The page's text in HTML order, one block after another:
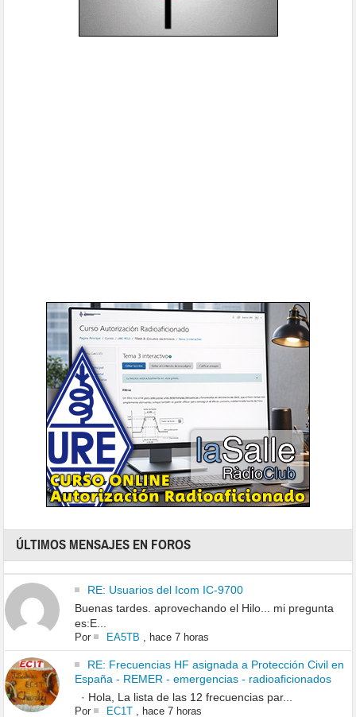
ÚLTIMOS MENSAJES EN FOROS
RE: Usuarios del Icom IC-9700
Buenas tardes. aprovechando el Hilo... mi pregunta
es:E...
Por EA5TB hace 7 horas
RE: Frecuencias HF asignada a Protección Civil en
España - REMER - emergencias - radioaficionados
· Hola, La lista de las 12 frecuencias par...
Por EC1T, hace 7 horas